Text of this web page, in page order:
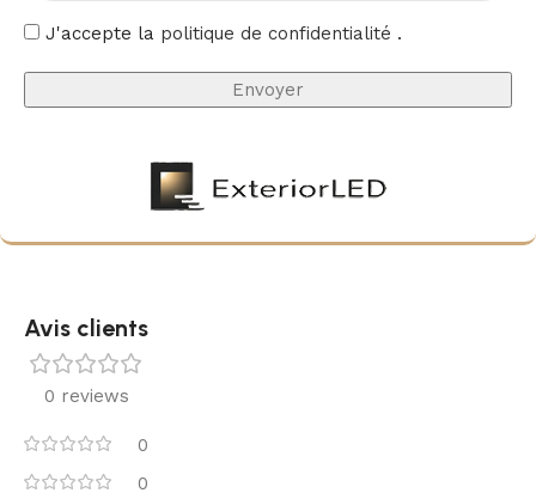
J'accepte la politique de confidentialité .
Avis clients
0 reviews
0
0